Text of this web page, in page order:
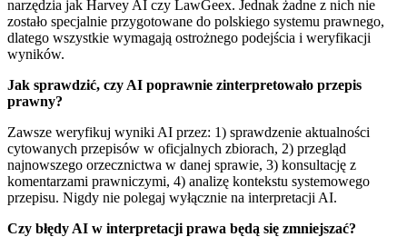
narzędzia jak Harvey AI czy LawGeex. Jednak żadne z nich nie
zostało specjalnie przygotowane do polskiego systemu prawnego,
dlatego wszystkie wymagają ostrożnego podejścia i weryfikacji
wyników.
Jak sprawdzić, czy AI poprawnie zinterpretowało przepis
prawny?
Zawsze weryfikuj wyniki AI przez: 1) sprawdzenie aktualności
cytowanych przepisów w oficjalnych zbiorach, 2) przegląd
najnowszego orzecznictwa w danej sprawie, 3) konsultację z
komentarzami prawniczymi, 4) analizę kontekstu systemowego
przepisu. Nigdy nie polegaj wyłącznie na interpretacji AI.
Czy błędy AI w interpretacji prawa będą się zmniejszać?